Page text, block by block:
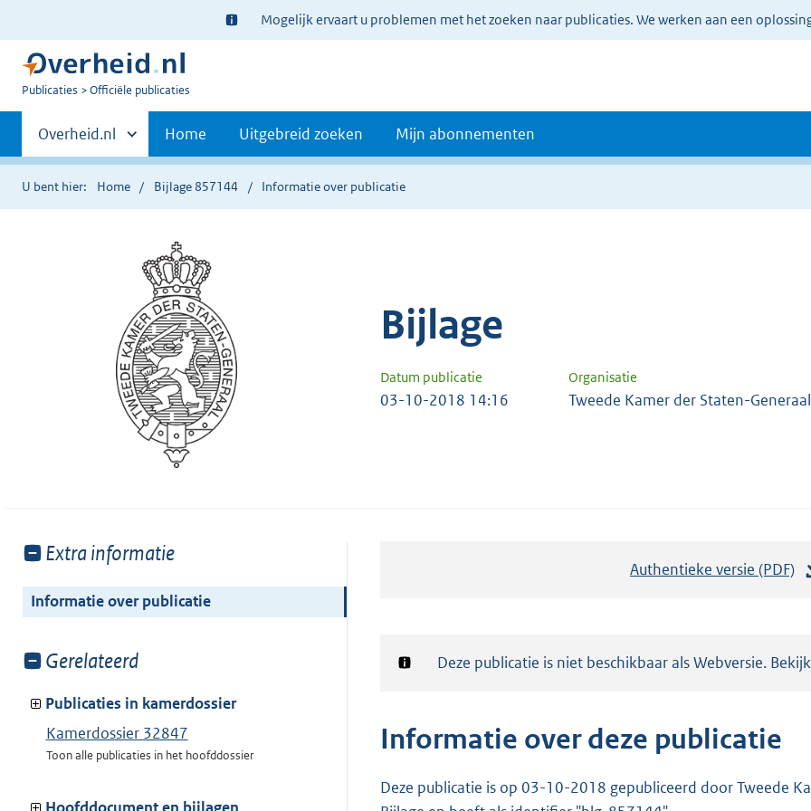
Ter
informatie:
Mogelijk ervaart u problemen met het zoeken naar publicaties. We werken aan een
U
Publicaties Officiële publicaties
Primaire
navigatie
Andere
sites
binnen
Overheid.nl Home Uitgebreid zoeken Mijn abonnementen
U bent hier: Home Bijlage 857144 Informatie over publicatie
Bijlage
Datum publicatie Organisatie
03-10-2018 14:16 Tweede Kamer der Staten-Generaal
Toon
van:
Extra informatie
Informatie over publicatie
Toon
van:
Gerelateerd
Publicaties in kamerdossier
Kamerdossier 32847
Toon alle publicaties in het hoofddossier
Authentieke versie (PDF)
a
r
Notificatie:
Deze publicatie is niet beschikbaar als Webversie.
Informatie over deze publicatie
Deze publicatie is op 03-10-2018 gepubliceerd door Tweede